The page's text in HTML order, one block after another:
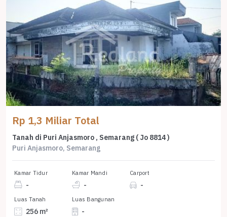
Rp 1,3 Miliar Total
Tanah di Puri Anjasmoro , Semarang ( Jo 8814 )
Puri Anjasmoro, Semarang
Kamar Tidur
-
Kamar Mandi
-
Carport
-
Luas Tanah
256 m²
Luas Bangunan
-